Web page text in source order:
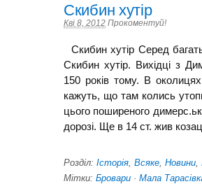
Скибин хутір
Кві 8, 2012 Прокоментуй!
Скибин хутір Серед
Скибин хутір. Вихідці з
150 років тому. В
кажуть, що там колись
цього поширеного
дорозі. Ще в 14 ст. жив
Розділ: Історія Всяке Новини
Мітки: Бровари · Мала